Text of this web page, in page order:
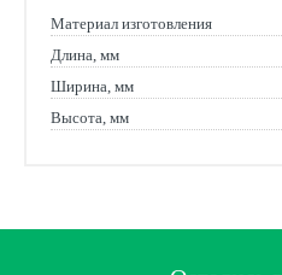
Материал изготовления
Длина, мм
Ширина, мм
Высота, мм